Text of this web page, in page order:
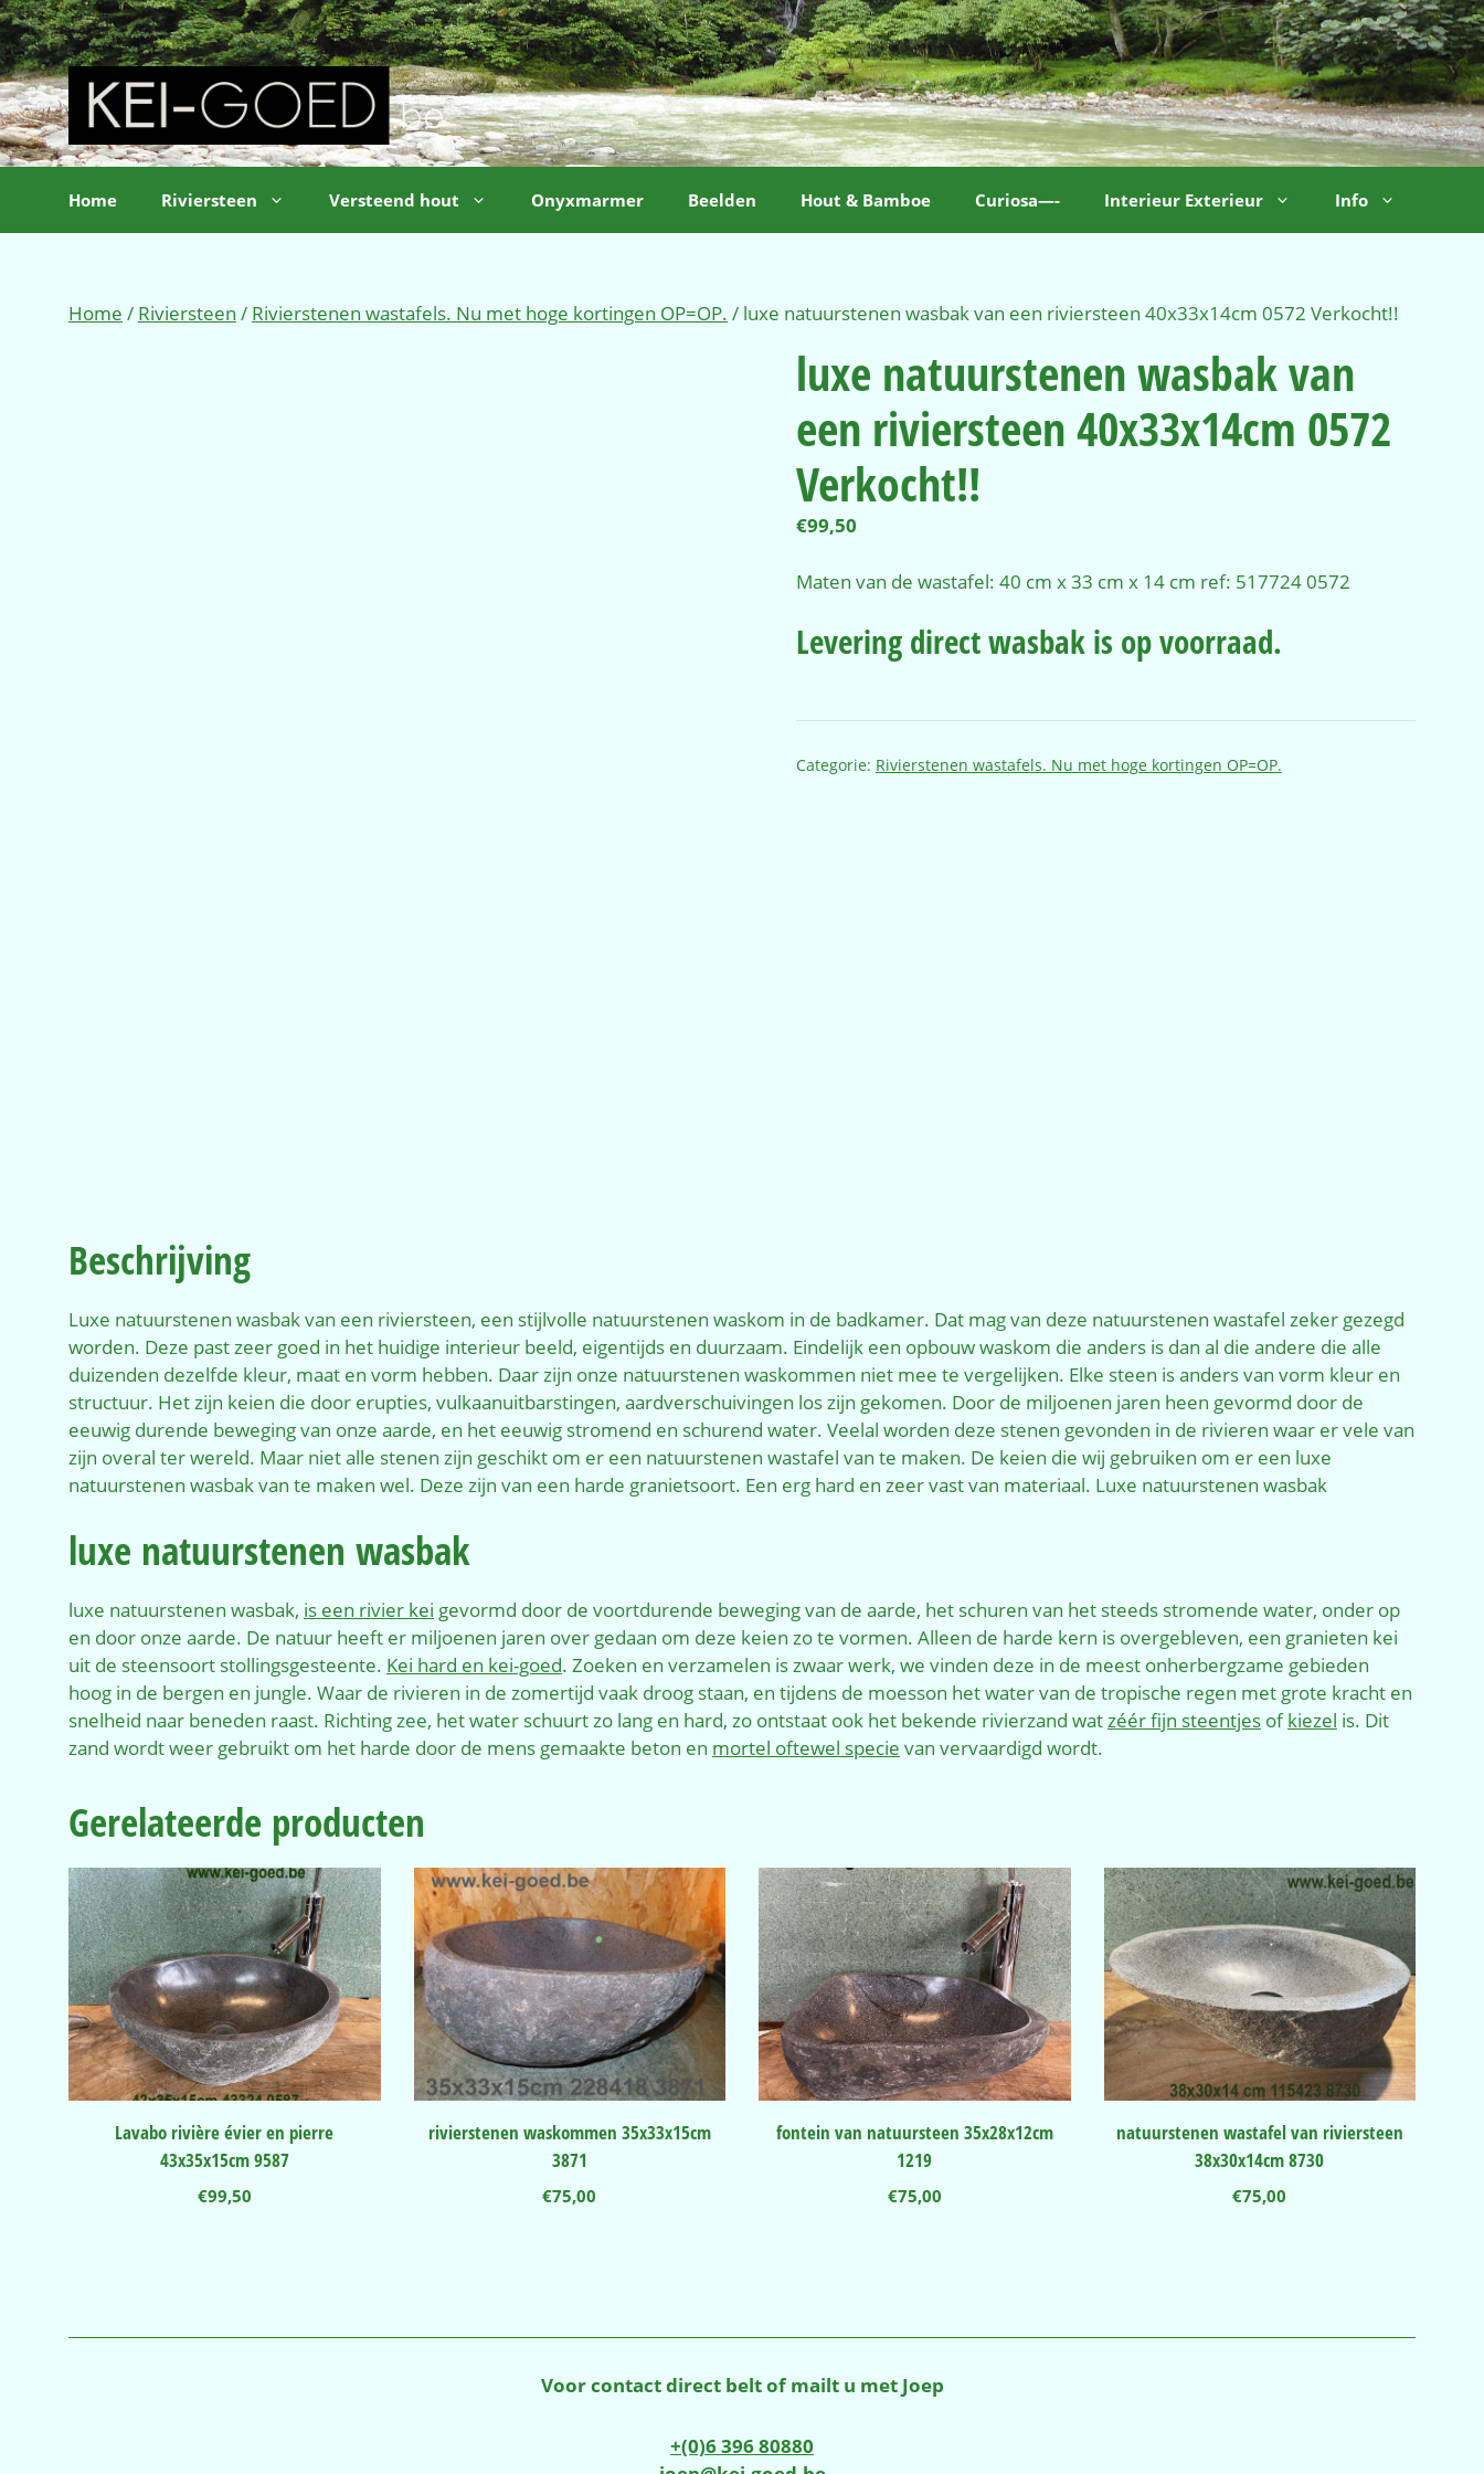
Ga
naar
de
inhoud
Home Riviersteen Versteend hout Onyxmarmer Beelden Hout & Bamboe Curiosa—- Interieur Exterieur Info
Home / Riviersteen / Rivierstenen wastafels. Nu met hoge kortingen OP=OP. / luxe natuurstenen wasbak van een riviersteen 40x33x14cm 0572 Verkocht!!
luxe natuurstenen wasbak van
een riviersteen 40x33x14cm 0572
Verkocht!!
€99,50
Maten van de wastafel: 40 cm x 33 cm x 14 cm ref: 517724 0572
Levering direct wasbak is op voorraad.
Categorie: Rivierstenen wastafels. Nu met hoge kortingen OP=OP.
Beschrijving
Luxe natuurstenen wasbak van een riviersteen, een stijlvolle natuurstenen waskom in de badkamer. Dat mag van deze natuurstenen wastafel zeker gezegd
worden. Deze past zeer goed in het huidige interieur beeld, eigentijds en duurzaam. Eindelijk een opbouw waskom die anders is dan al die andere die alle
duizenden dezelfde kleur, maat en vorm hebben. Daar zijn onze natuurstenen waskommen niet mee te vergelijken. Elke steen is anders van vorm kleur en
structuur. Het zijn keien die door erupties, vulkaanuitbarstingen, aardverschuivingen los zijn gekomen. Door de miljoenen jaren heen gevormd door de
eeuwig durende beweging van onze aarde, en het eeuwig stromend en schurend water. Veelal worden deze stenen gevonden in de rivieren waar er vele van
zijn overal ter wereld. Maar niet alle stenen zijn geschikt om er een natuurstenen wastafel van te maken. De keien die wij gebruiken om er een luxe
natuurstenen wasbak van te maken wel. Deze zijn van een harde granietsoort. Een erg hard en zeer vast van materiaal. Luxe natuurstenen wasbak
luxe natuurstenen wasbak
luxe natuurstenen wasbak, is een rivier kei gevormd door de voortdurende beweging van de aarde, het schuren van het steeds stromende water, onder op
en door onze aarde. De natuur heeft er miljoenen jaren over gedaan om deze keien zo te vormen. Alleen de harde kern is overgebleven, een granieten kei
uit de steensoort stollingsgesteente. Kei hard en kei-goed. Zoeken en verzamelen is zwaar werk, we vinden deze in de meest onherbergzame gebieden
hoog in de bergen en jungle. Waar de rivieren in de zomertijd vaak droog staan, en tijdens de moesson het water van de tropische regen met grote kracht en
snelheid naar beneden raast. Richting zee, het water schuurt zo lang en hard, zo ontstaat ook het bekende rivierzand wat zéér fijn steentjes ofkiezel is. Dit
zand wordt weer gebruikt om het harde door de mens gemaakte beton en mortel oftewel specie van vervaardigd wordt.
Gerelateerde producten
Lavabo rivière évier en pierre
43x35x15cm 9587
€99,50
rivierstenen waskommen 35x33x15cm
3871
€75,00
fontein van natuursteen 35x28x12cm
1219
€75,00
natuurstenen wastafel van riviersteen
38x30x14cm 8730
€75,00
Voor contact direct belt of mailt u met Joep
+(0)6 396 80880